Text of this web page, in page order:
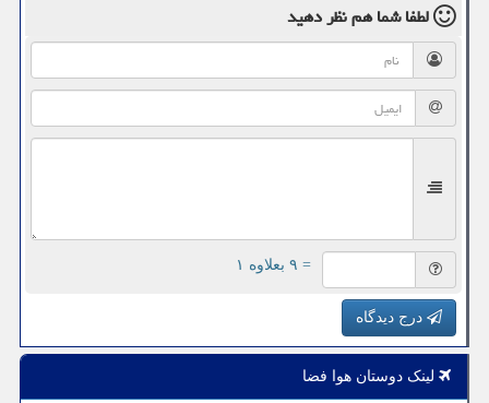
لطفا شما همنظر دهید
= ۹ بعلاوه ۱
درج دیدگاه
لینک دوستان هوا فضا